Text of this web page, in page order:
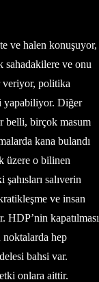
ve halen konuşuyor,
sahadakilere ve onu
veriyor, politika
yapabiliyor. Diğer
belli, birçok masum
kana bulandı
üzere o bilinen
salıverin
ve insan
HDP’nin kapatılması
noktalarda hep
bahsi var.
onlara aittir.